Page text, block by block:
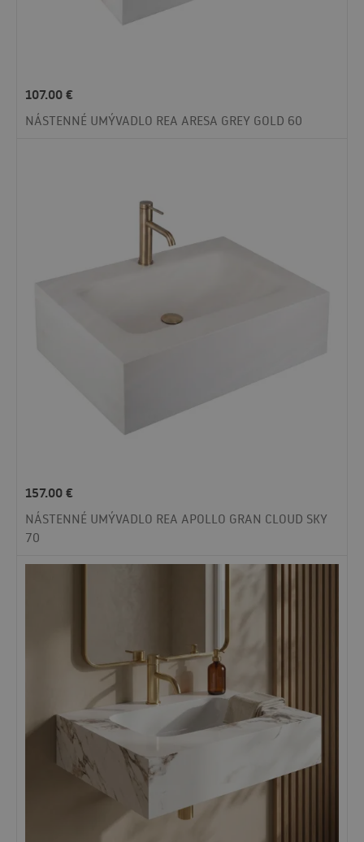
107.00€
NÁSTENNÉ UMÝVADLO REA ARESA GREY GOLD 60
157.00€
NÁSTENNÉ UMÝVADLO REA APOLLO GRAN CLOUD SKY
70